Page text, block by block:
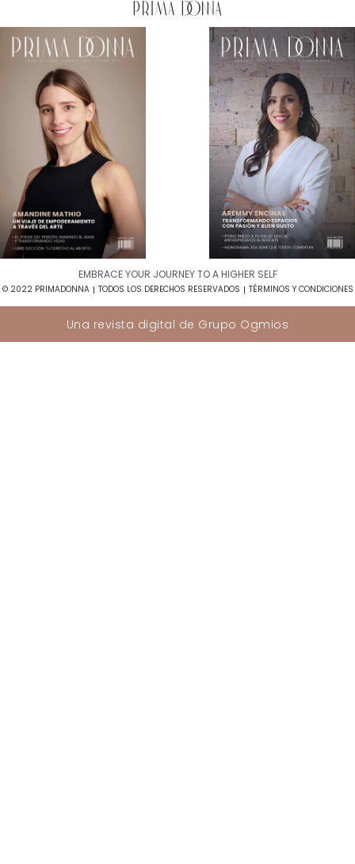
EMBRACE YOUR JOURNEY TO A HIGHER SELF​
© 2022 PRIMADONNA TODOS LOS DERECHOS RESERVADOS TÉRMINOS Y CONDICIONES
Una revista digital de Grupo Ogmios